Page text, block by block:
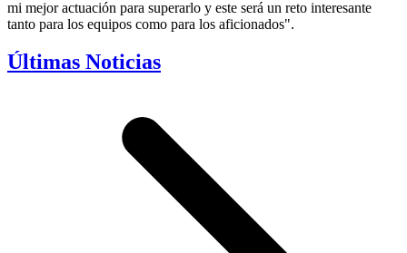
mi mejor actuación para superarlo y este será un reto interesante
tanto para los equipos como para los aficionados".
Últimas Noticias